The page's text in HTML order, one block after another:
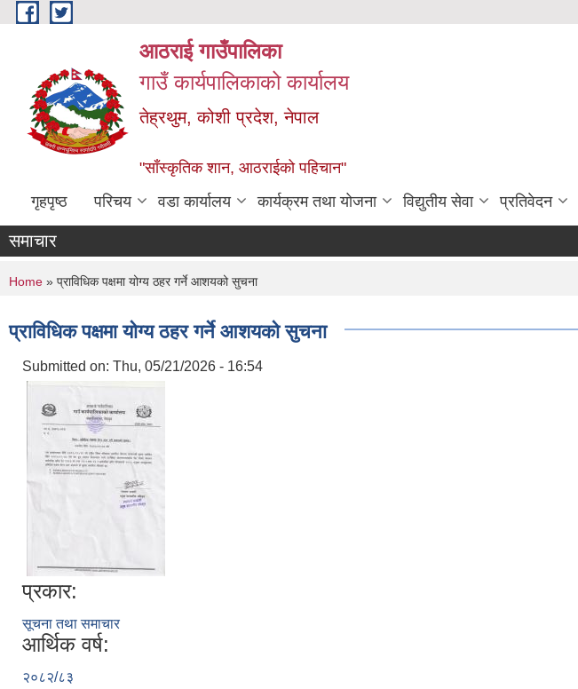
Skip to main content
आठराई गाउँपालिका
गाउँ कार्यपालिकाको कार्यालय
तेह्रथुम, कोशी प्रदेश, नेपाल
"साँस्कृतिक शान, आठराईको पहिचान"
गृहपृष्ठ परिचय वडा कार्यालय कार्यक्रम तथा योजना विद्युतीय सेवा प्रतिवेदन
समाचार
You are here
Home » प्राविधिक पक्षमा योग्य ठहर गर्ने आशयको सुचना
प्राविधिक पक्षमा योग्य ठहर गर्ने आशयको सुचना
Submitted on: Thu, 05/21/2026 - 16:54
प्रकार:
सूचना तथा समाचार
आर्थिक वर्ष:
२०८२/८३